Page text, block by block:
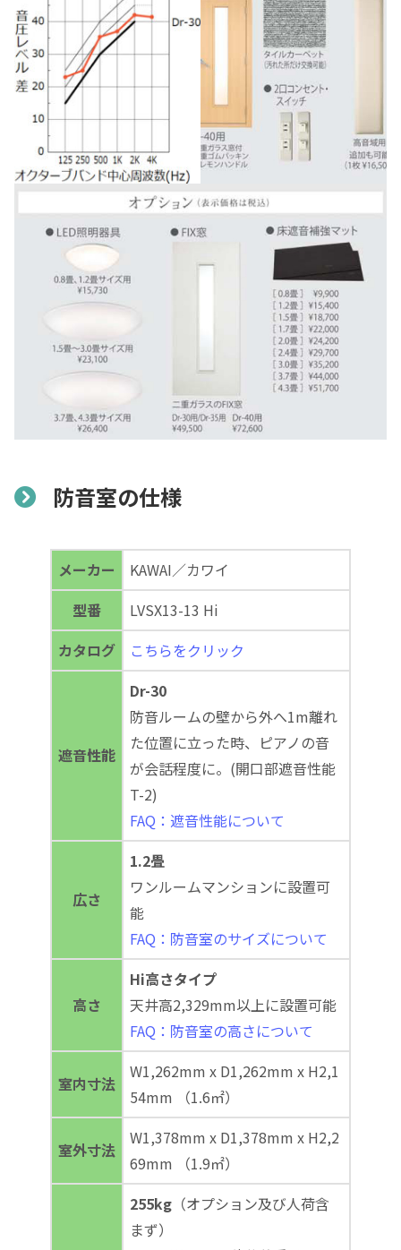
防音室の仕様
メーカー
KAWAI／カワイ
型番
LVSX13-13 Hi
カタログ
こちらをクリック
遮音性能
Dr-30
防音ルームの壁から外へ1m離れ
た位置に立った時、ピアノの音
が会話程度に。(開口部遮音性能
T-2)
FAQ：遮音性能について
広さ
1.2畳
ワンルームマンションに設置可
能
FAQ：防音室のサイズについて
高さ
Hi高さタイプ
天井高2,329mm以上に設置可能
FAQ：防音室の高さについて
室内寸法
W1,262mm x D1,262mm x H2,1
54mm （1.6㎡）
室外寸法
W1,378mm x D1,378mm x H2,2
69mm （1.9㎡）
255kg （オプション及び人荷含
まず）